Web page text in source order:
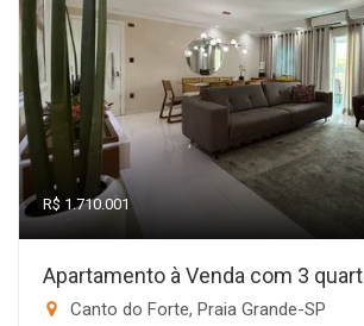
R$ 1.710.001
Apartamento à Venda com 3
Canto do Forte, Praia Grande-SP